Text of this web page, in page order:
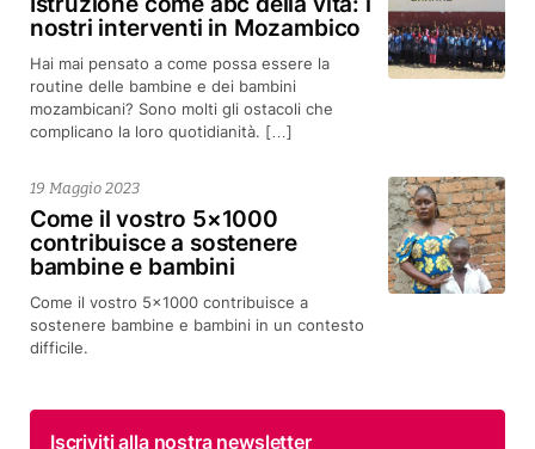
nostri interventi in Mozambico
Hai mai pensato a come possa essere la
routine delle bambine e dei bambini
mozambicani? Sono molti gli ostacoli che
complicano la loro quotidianità. […]
Come il vostro 5×1000
contribuisce a sostenere
bambine e bambini
19 Maggio 2023
Come il vostro 5x1000 contribuisce a
sostenere bambine e bambini in un contesto
difficile.
Iscriviti alla nostra newsletter